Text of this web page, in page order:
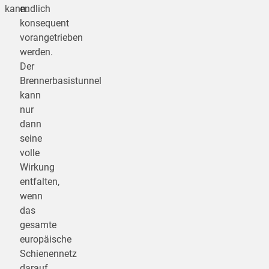
kann.endlich
konsequent
vorangetrieben
werden.
Der
Brennerbasistunnel
kann
nur
dann
seine
volle
Wirkung
entfalten,
wenn
das
gesamte
europäische
Schienennetz